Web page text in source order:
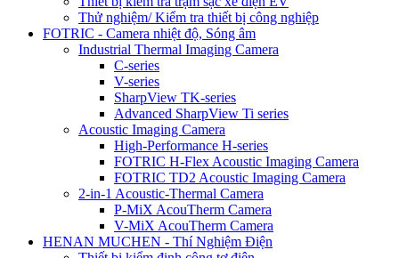
Thử nghiệm/ Kiểm tra thiết bị công nghiệp
FOTRIC - Camera nhiệt độ, Sóng âm
Industrial Thermal Imaging Camera
C-series
V-series
SharpView TK-series
Advanced SharpView Ti series
Acoustic Imaging Camera
High-Performance H-series
FOTRIC H-Flex Acoustic Imaging Camera
FOTRIC TD2 Acoustic Imaging Camera
2-in-1 Acoustic-Thermal Camera
P-MiX AcouTherm Camera
V-MiX AcouTherm Camera
HENAN MUCHEN - Thí Nghiệm Điện